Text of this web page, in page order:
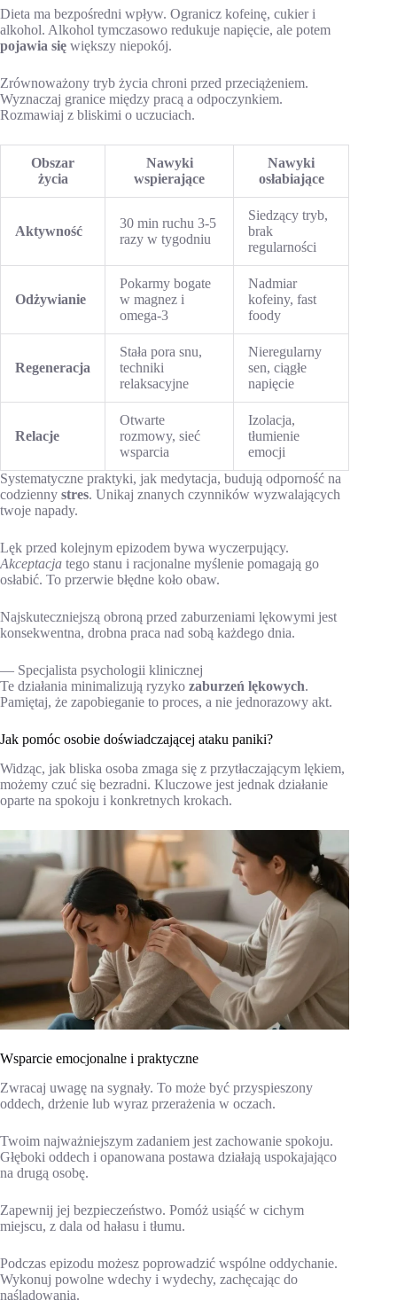
Dieta ma bezpośredni wpływ. Ogranicz kofeinę, cukier i
alkohol. Alkohol tymczasowo redukuje napięcie, ale potem
pojawia się większy niepokój.
Zrównoważony tryb życia chroni przed przeciążeniem.
Wyznaczaj granice między pracą a odpoczynkiem.
Rozmawiaj z bliskimi o uczuciach.
Obszar
życia
Nawyki
wspierające
Nawyki
osłabiające
Aktywność
30 min ruchu 3-5
razy w tygodniu
Siedzący tryb,
brak
regularności
Odżywianie
Pokarmy bogate
w magnez i
omega-3
Nadmiar
kofeiny, fast
foody
Regeneracja
Stała pora snu,
techniki
relaksacyjne
Nieregularny
sen, ciągłe
napięcie
Relacje
Otwarte
rozmowy, sieć
wsparcia
Izolacja,
tłumienie
emocji
Systematyczne praktyki, jak medytacja, budują odporność na
codzienny stres. Unikaj znanych czynników wyzwalających
twoje napady.
Lęk przed kolejnym epizodem bywa wyczerpujący.
Akceptacja tego stanu i racjonalne myślenie pomagają go
osłabić. To przerwie błędne koło obaw.
Najskuteczniejszą obroną przed zaburzeniami lękowymi jest
konsekwentna, drobna praca nad sobą każdego dnia.
— Specjalista psychologii klinicznej
Te działania minimalizują ryzyko zaburzeń lękowych.
Pamiętaj, że zapobieganie to proces, a nie jednorazowy akt.
Jak pomóc osobie doświadczającej ataku paniki?
Widząc, jak bliska osoba zmaga się z przytłaczającym lękiem,
możemy czuć się bezradni. Kluczowe jest jednak działanie
oparte na spokoju i konkretnych krokach.
Wsparcie emocjonalne i praktyczne
Zwracaj uwagę na sygnały. To może być przyspieszony
oddech, drżenie lub wyraz przerażenia w oczach.
Twoim najważniejszym zadaniem jest zachowanie spokoju.
Głęboki oddech i opanowana postawa działają uspokajająco
na drugą osobę.
Zapewnij jej bezpieczeństwo. Pomóż usiąść w cichym
miejscu, z dala od hałasu i tłumu.
Podczas epizodu możesz poprowadzić wspólne oddychanie.
Wykonuj powolne wdechy i wydechy, zachęcając do
naśladowania.